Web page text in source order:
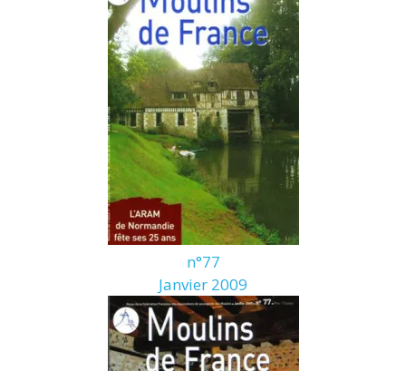
n°77
Janvier 2009